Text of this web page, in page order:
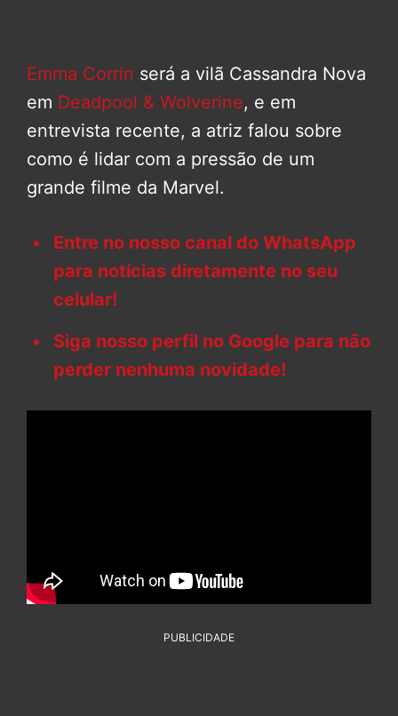
Emma Corrin será a vilã Cassandra Nova
em Deadpool & Wolverine, e em
entrevista recente, a atriz falou sobre
como é lidar com a pressão de um
grande filme da Marvel.
Entre no nosso canal do WhatsApp
para notícias diretamente no seu
celular!
Siga nosso perfil no Google para não
perder nenhuma novidade!
PUBLICIDADE